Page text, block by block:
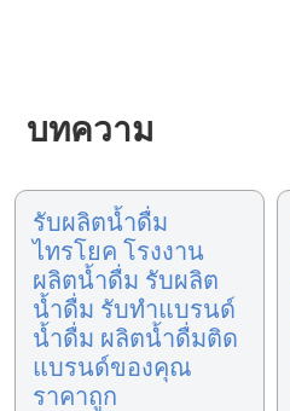
บทความ
รับผลิตน้ำดื่ม
ไทรโยค โรงงาน
ผลิตน้ำดื่ม รับผลิต
น้ำดื่ม รับทำแบรนด์
น้ำดื่ม ผลิตน้ำดื่มติด
แบรนด์ของคุณ
ราคาถูก